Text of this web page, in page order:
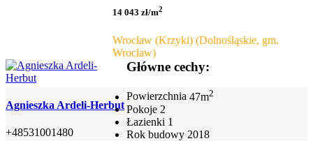
14 043 zł/m2
Wrocław (Krzyki) (Dolnośląskie, gm.
Wrocław)
Agnieszka Ardeli-Herbut
+48531001480
Główne cechy:
Powierzchnia 47m2
Pokoje 2
Łazienki 1
Rok budowy 2018